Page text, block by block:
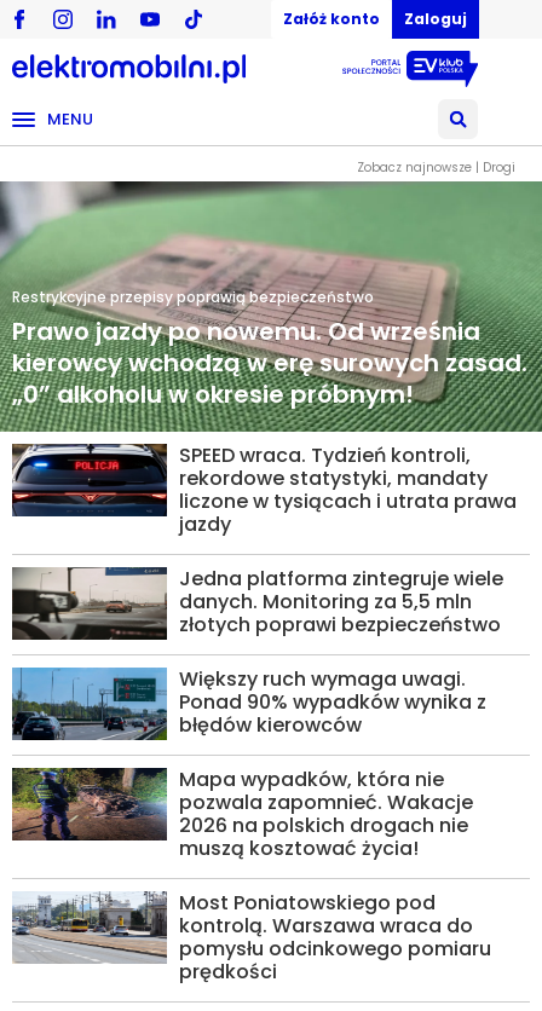
Załóż konto Zaloguj
MENU
Zobacz najnowsze | Drogi
Restrykcyjne przepisy poprawią bezpieczeństwo
Prawo jazdy po nowemu. Od września
kierowcy wchodzą w erę surowych zasad.
„0” alkoholu w okresie próbnym!
SPEED wraca. Tydzień kontroli,
rekordowe statystyki, mandaty
liczone w tysiącach i utrata prawa
jazdy
Jedna platforma zintegruje wiele
danych. Monitoring za 5,5 mln
złotych poprawi bezpieczeństwo
Większy ruch wymaga uwagi.
Ponad 90% wypadków wynika z
błędów kierowców
Mapa wypadków, która nie
pozwala zapomnieć. Wakacje
2026 na polskich drogach nie
muszą kosztować życia!
Most Poniatowskiego pod
kontrolą. Warszawa wraca do
pomysłu odcinkowego pomiaru
prędkości